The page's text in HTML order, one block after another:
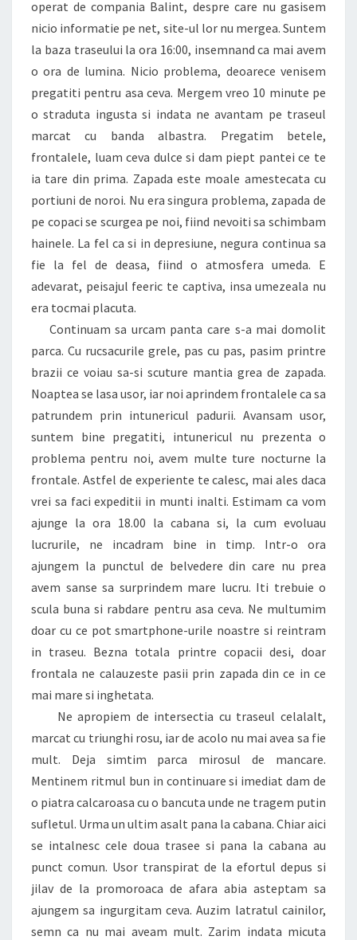
operat de compania Balint, despre care nu gasisem
nicio informatie pe net, site-ul lor nu mergea. Suntem
la baza traseului la ora 16:00, insemnand ca mai avem
o ora de lumina. Nicio problema, deoarece venisem
pregatiti pentru asa ceva. Mergem vreo 10 minute pe
o straduta ingusta si indata ne avantam pe traseul
marcat cu banda albastra. Pregatim betele,
frontalele, luam ceva dulce si dam piept pantei ce te
ia tare din prima. Zapada este moale amestecata cu
portiuni de noroi. Nu era singura problema, zapada de
pe copaci se scurgea pe noi, fiind nevoiti sa schimbam
hainele. La fel ca si in depresiune, negura continua sa
fie la fel de deasa, fiind o atmosfera umeda. E
adevarat, peisajul feeric te captiva, insa umezeala nu
era tocmai placuta.
Continuam sa urcam panta care s-a mai domolit
parca. Cu rucsacurile grele, pas cu pas, pasim printre
brazii ce voiau sa-si scuture mantia grea de zapada.
Noaptea se lasa usor, iar noi aprindem frontalele ca sa
patrundem prin intunericul padurii. Avansam usor,
suntem bine pregatiti, intunericul nu prezenta o
problema pentru noi, avem multe ture nocturne la
frontale. Astfel de experiente te calesc, mai ales daca
vrei sa faci expeditii in munti inalti. Estimam ca vom
ajunge la ora 18.00 la cabana si, la cum evoluau
lucrurile, ne incadram bine in timp. Intr-o ora
ajungem la punctul de belvedere din care nu prea
avem sanse sa surprindem mare lucru. Iti trebuie o
scula buna si rabdare pentru asa ceva. Ne multumim
doar cu ce pot smartphone-urile noastre si reintram
in traseu. Bezna totala printre copacii desi, doar
frontala ne calauzeste pasii prin zapada din ce in ce
mai mare si inghetata.
Ne apropiem de intersectia cu traseul celalalt,
marcat cu triunghi rosu, iar de acolo nu mai avea sa fie
mult. Deja simtim parca mirosul de mancare.
Mentinem ritmul bun in continuare si imediat dam de
o piatra calcaroasa cu o bancuta unde ne tragem putin
sufletul. Urma un ultim asalt pana la cabana. Chiar aici
se intalnesc cele doua trasee si pana la cabana au
punct comun. Usor transpirat de la efortul depus si
jilav de la promoroaca de afara abia asteptam sa
ajungem sa ingurgitam ceva. Auzim latratul cainilor,
semn ca nu mai aveam mult. Zarim indata micuta